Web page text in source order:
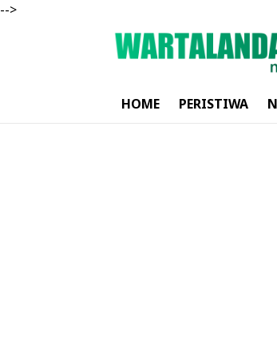
-->
HOME PERISTIWA